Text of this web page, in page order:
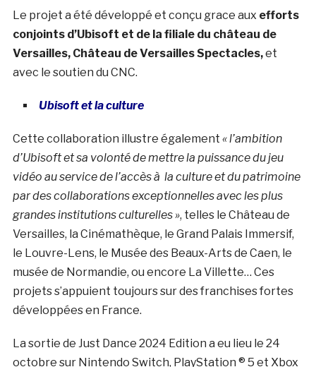
Le projet a été développé et conçu grace aux efforts
conjoints d’Ubisoft et de la filiale du château de
Versailles, Château de Versailles Spectacles,et
avec le soutien du CNC.
Ubisoft et la culture
Cette collaboration illustre également « l’ambition
d’Ubisoft et sa volonté de mettre la puissance du jeu
vidéo au service de l’accès à la culture et du patrimoine
par des collaborations exceptionnelles avec les plus
grandes institutions culturelles », telles le Château de
Versailles, la Cinémathèque, le Grand Palais Immersif,
le Louvre-Lens, le Musée des Beaux-Arts de Caen, le
musée de Normandie, ou encore La Villette… Ces
projets s’appuient toujours sur des franchises fortes
développées en France.
La sortie de Just Dance 2024 Edition a eu lieu le 24
octobre sur Nintendo Switch, PlayStation ® 5 et Xbox